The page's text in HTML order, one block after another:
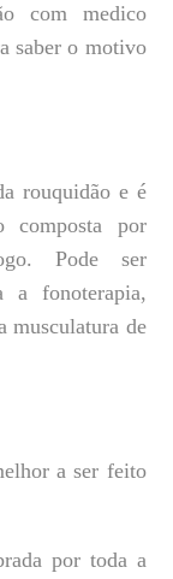
com medico
saber o motivo
rouquidão e é
composta por
Pode ser
a fonoterapia,
musculatura de
a ser feito
por toda a